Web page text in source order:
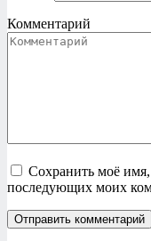
Комментарий
Сохранить моё имя,
последующих моих